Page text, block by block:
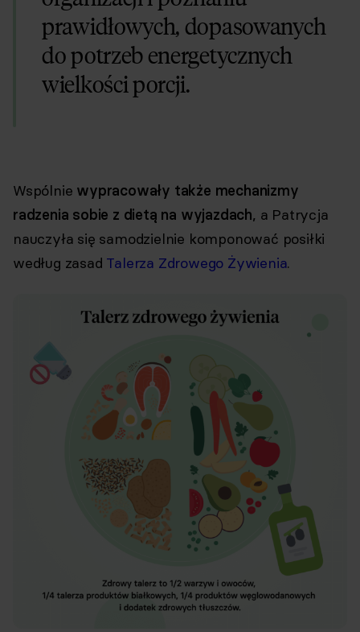
prawidłowych, dopasowanych
do potrzeb energetycznych
wielkości porcji.
Wspólnie wypracowały także mechanizmy
radzenia sobie z dietą na wyjazdach, a Patrycja
nauczyła się samodzielnie komponować posiłki
według zasad Talerza Zdrowego Żywienia.